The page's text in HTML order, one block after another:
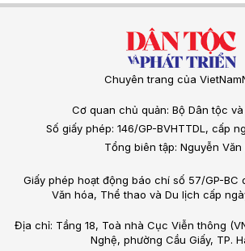
Chuyên trang của
Cơ quan chủ quản: Bộ Dân tộc
Số giấy phép: 146/GP-BVHTTDL, cấp
Tổng biên tập: Nguyễn Văn
Giấy phép hoạt động báo chí số 57/GP-BC
Văn hóa, Thể thao và Du lịch cấp
Địa chỉ: Tầng 18, Toà nhà Cục Viễn thông
Nghệ, phường Cầu Giấy, TP.